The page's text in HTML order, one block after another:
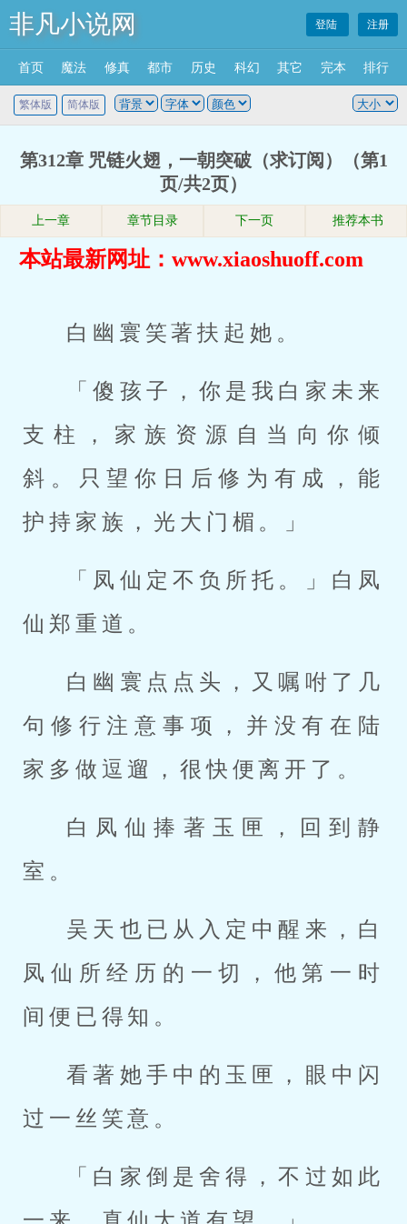
非凡小说网 登陆 注册
首页 魔法 修真 都市 历史 科幻 其它 完本 排行
繁体版 简体版
第312章 咒链火翅，一朝突破（求订阅）（第1
页/共2页）
上一章 章节目录 下一页 推荐本书
本站最新网址：www.xiaoshuoff.com
白幽寰笑著扶起她。
「傻孩子，你是我白家未来
支柱，家族资源自当向你倾
斜。只望你日后修为有成，能
护持家族，光大门楣。」
「凤仙定不负所托。」白凤
仙郑重道。
白幽寰点点头，又嘱咐了几
句修行注意事项，并没有在陆
家多做逗遛，很快便离开了。
白凤仙捧著玉匣，回到静
室。
吴天也已从入定中醒来，白
凤仙所经历的一切，他第一时
间便已得知。
看著她手中的玉匣，眼中闪
过一丝笑意。
「白家倒是舍得，不过如此